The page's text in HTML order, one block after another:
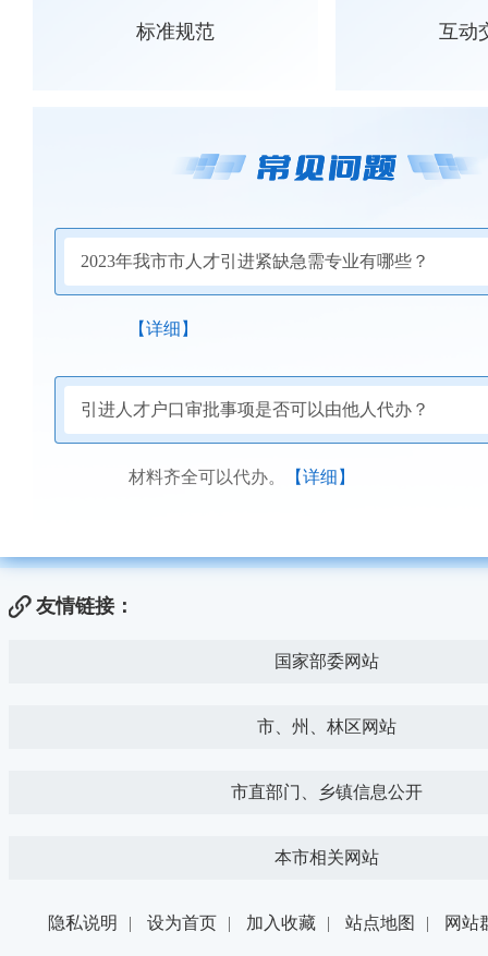
标准规范 互动
2023年我市市人才引进紧缺急需专业有哪些？
【详细】
引进人才户口审批事项是否可以由他人代办？
材料齐全可以代办。 【详细】
友情链接：
国家部委网站
市、州、林区网站
市直部门、乡镇信息公开
本市相关网站
隐私说明 | 设为首页 | 加入收藏 | 站点地图 | 网站